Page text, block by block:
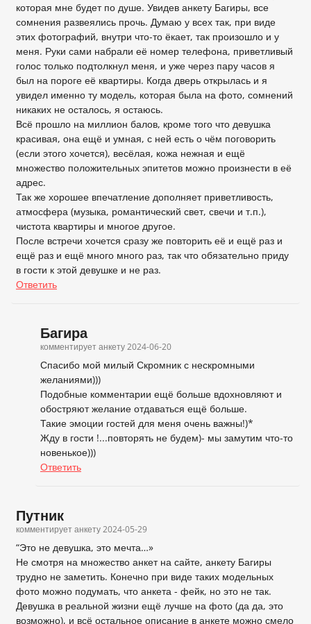
которая мне будет по душе. Увидев анкету Багиры, все
сомнения развеялись прочь. Думаю у всех так, при виде
этих фотографий, внутри что-то ёкает, так произошло и у
меня. Руки сами набрали её номер телефона, приветливый
голос только подтолкнул меня, и уже через пару часов я
был на пороге её квартиры. Когда дверь открылась и я
увидел именно ту модель, которая была на фото, сомнений
никаких не осталось, я остаюсь.
Всё прошло на миллион балов, кроме того что девушка
красивая, она ещё и умная, с ней есть о чём поговорить
(если этого хочется), весёлая, кожа нежная и ещё
множество положительных эпитетов можно произнести в её
адрес.
Так же хорошее впечатление дополняет приветливость,
атмосфера (музыка, романтический свет, свечи и т.п.),
чистота квартиры и многое другое.
После встречи хочется сразу же повторить её и ещё раз и
ещё раз и ещё много много раз, так что обязательно приду
в гости к этой девушке и не раз.
Ответить
Багира
комментирует анкету2024-06-20
Спасибо мой милый Скромник с нескромными
желаниями)))
Подобные комментарии ещё больше вдохновляют и
обостряют желание отдаваться ещё больше.
Такие эмоции гостей для меня очень важны!)*
Жду в гости !...повторять не будем)- мы замутим что-то
новенькое)))
Ответить
Путник
комментирует анкету2024-05-29
“Это не девушка, это мечта…»
Не смотря на множество анкет на сайте, анкету Багиры
трудно не заметить. Конечно при виде таких модельных
фото можно подумать, что анкета - фейк, но это не так.
Девушка в реальной жизни ещё лучше на фото (да да, это
возможно), и всё остальное описание в анкете можно смело